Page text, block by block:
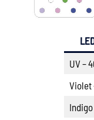
UV –
Violet